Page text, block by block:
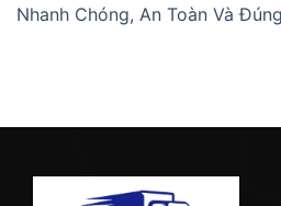
Nhanh Chóng, An Toàn Và